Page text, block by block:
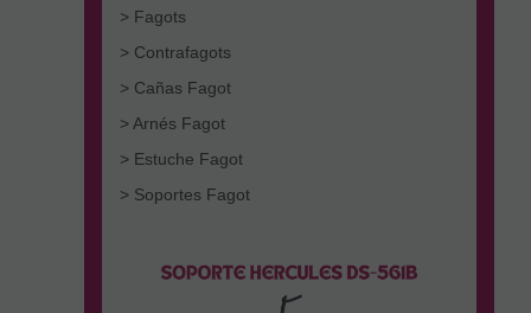
> Fagots
> Contrafagots
> Cañas Fagot
> Arnés Fagot
> Estuche Fagot
> Soportes Fagot